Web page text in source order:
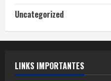
Uncategorized
LINKS IMPORTANTES